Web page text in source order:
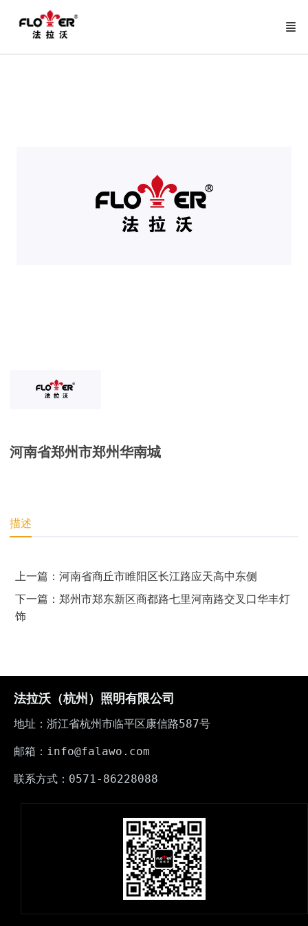
河南省郑州市郑州华南城
描述
上一篇：河南省商丘市睢阳区长江路应天高中东侧
下一篇：郑州市郑东新区商都路七里河南路交叉口华丰灯
饰
法拉沃（杭州）照明有限公司
地址：浙江省杭州市临平区康信路587号
邮箱：info@falawo.com
联系方式：0571-86228088